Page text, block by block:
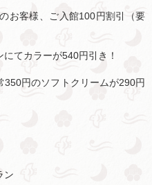
客様、ご入館100円割引（要
てカラーが540円引き！
円のソフトクリームが290円
ン